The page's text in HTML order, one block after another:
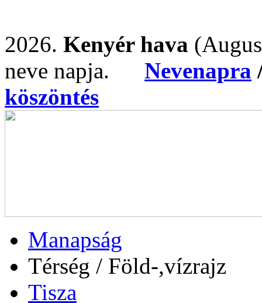
2026. Kenyér hava
neve napja. Nevenapra
köszöntés
Manapság
Térség / Föld-,vízrajz
Tisza